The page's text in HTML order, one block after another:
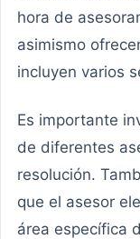
hora de
asimismo
incluyen varios
Es importante
de diferentes
resolución.
que el asesor
área específica